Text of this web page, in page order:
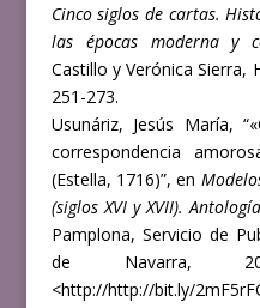
Cinco siglos de cartas.
las épocas moderna y
Castillo y Verónica Sierra,
251-273.
Usunáriz, Jesús María,
correspondencia
(Estella, 1716)”, en
(siglos XVI y XVII).
Pamplona, Servicio de
de Navarra,
<http://http://bit.ly/